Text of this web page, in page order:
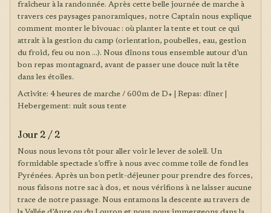
fraîcheur à la randonnée. Après cette belle journée de marche à
travers ces paysages panoramiques, notre Captain nous explique
comment monter le bivouac : où planter la tente et tout ce qui
attrait à la gestion du camp (orientation, poubelles, eau, gestion
du froid, feu ou non …). Nous dînons tous ensemble autour d’un
bon repas montagnard, avant de passer une douce nuit la tête
dans les étoiles.
Activite: 4 heures de marche / 600m de D+ | Repas: dîner |
Hebergement: nuit sous tente
Jour 2 / 2
Nous nous levons tôt pour aller voir le lever de soleil. Un
formidable spectacle s’offre à nous avec comme toile de fond les
Pyrénées. Après un bon petit-déjeuner pour prendre des forces,
nous faisons notre sac à dos, et nous vérifions à ne laisser aucune
trace de notre passage. Nous entamons la descente au travers de